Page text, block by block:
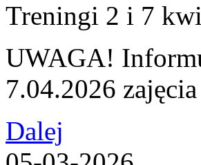
Treningi 2 i 7
UWAGA!
7.04.2026
Dalej